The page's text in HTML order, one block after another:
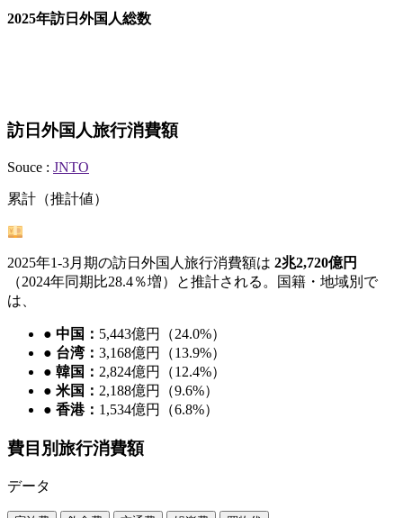
2025年訪日外国人総数
訪日外国人旅行消費額
Souce : JNTO
累計（推計値）
2025年1-3月期の訪日外国人旅行消費額は 2兆2,720億円
（2024年同期比28.4％増）と推計される。国籍・地域別で
は、
● 中国： 5,443億円（24.0%）
● 台湾： 3,168億円（13.9%）
● 韓国： 2,824億円（12.4%）
● 米国： 2,188億円（9.6%）
● 香港： 1,534億円（6.8%）
費目別旅行消費額
データ